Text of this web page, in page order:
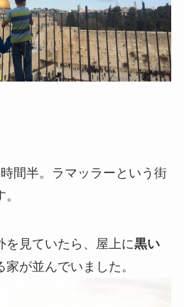
間半。ラマッラーという街
を見ていたら、屋上に黒い
が並んでいました。